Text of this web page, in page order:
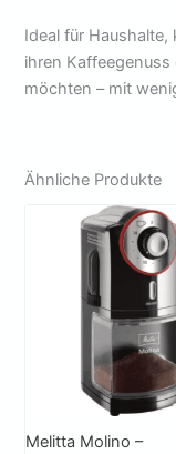
Ideal für Haushalte,
ihren
möchten – mit
Ähnliche Produkte
Melitta Molino –